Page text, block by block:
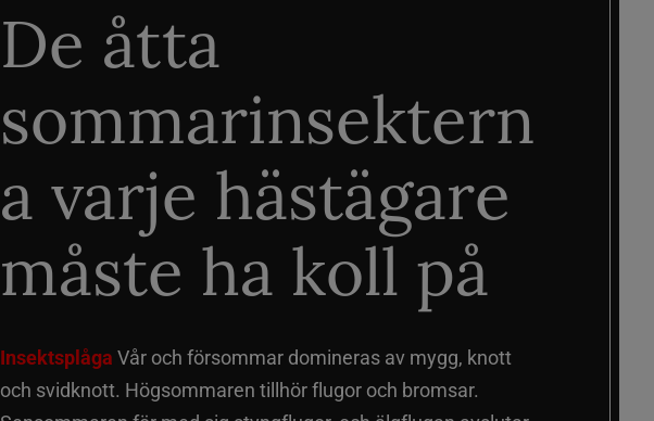
De åtta
sommarinsektern
a varje hästägare
måste ha koll på
Insektsplåga Vår och försommar domineras av mygg, knott
och svidknott. Högsommaren tillhör flugor och bromsar.